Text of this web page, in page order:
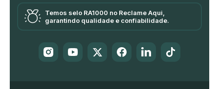
Temos selo RA1000 no Reclame Aqui,
garantindo qualidade e confiabilidade.